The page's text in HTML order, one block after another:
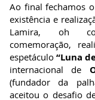
Ao final fechamos
existência e
Lamira, oh
comemoração,
espetáculo “Luna
internacional de
(fundador da
aceitou o desafio